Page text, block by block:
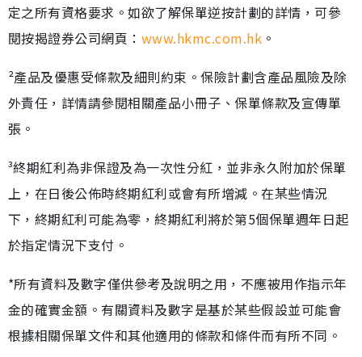
定之所有資格要求。如欲了解保單逆按計劃的詳情，可參
閱按揭證券公司網頁： www.hkmc.com.hk 。
²產品及優惠受條款及細則約束。保險計劃含產品風險及除
外責任，詳情請參閱相關產品小冊子、保單條款及宣傳單
張。
³終期紅利為非保證及為一次性分紅，並非永久附加於保單
上，在日後公佈時終期紅利或會有所增減。在某些情況
下，終期紅利可能為零，終期紅利將於第5個保單週年日起
於指定情況下支付。
*所有資料及數字僅供參考及說明之用，不應被用作指示年
金的確實金額。有關資料及數字是基於某些假設並可能會
根據相關保單文件和其他適用的條款和條件而有所不同。